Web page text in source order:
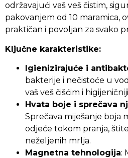
održavajući vaš veš čistim,
pakovanjem od 10 maramica,
praktičan i povoljan za svako
Ključne karakteristike:
Igienizirajuće i
bakterije i nečistoće u
vaš veš čišćim i
Hvata boje i sprečava
Sprečava miješanje boja
odjeće tokom pranja,
neželjenih mrlja.
Magnetna tehnologija: